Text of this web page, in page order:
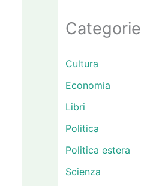
Categorie
Cultura
Economia
Libri
Politica
Politica estera
Scienza